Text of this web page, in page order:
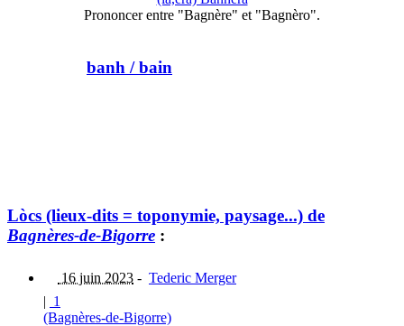
Prononcer entre "Bagnère" et "Bagnèro".
banh / bain
Lòcs (lieux-dits = toponymie, paysage...) de
Bagnères-de-Bigorre :
16 juin 2023 - Tederic Merger
| 1
(Bagnères-de-Bigorre)